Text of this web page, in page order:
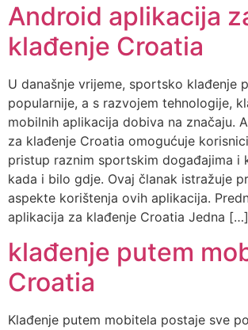
Android aplikacija
klađenje Croatia
U današnje vrijeme, sportsko klađenje
popularnije, a s razvojem tehnologije,
mobilnih aplikacija dobiva na značaju.
za klađenje Croatia omogućuje
pristup raznim sportskim događajima i
kada i bilo gdje. Ovaj članak istražuje
aspekte korištenja ovih aplikacija.
aplikacija za klađenje Croatia Jedna […]
klađenje putem
Croatia
Klađenje putem mobitela postaje sve